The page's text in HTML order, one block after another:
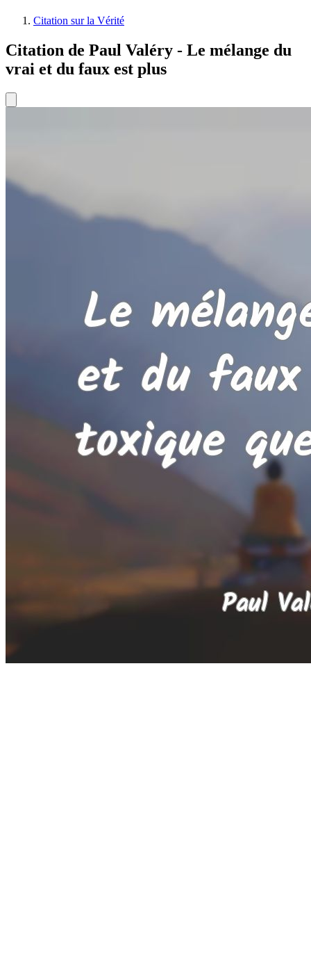
Citation sur la Vérité
Citation de Paul Valéry - Le mélange du
vrai et du faux est plus